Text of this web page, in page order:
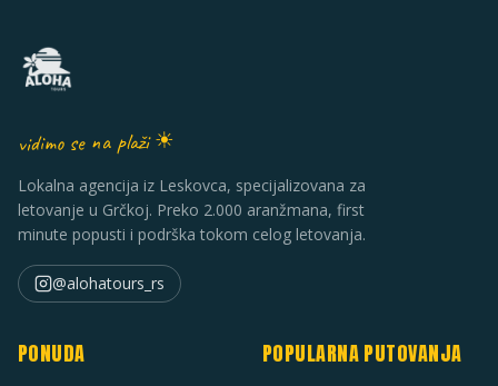
vidimo se na plaži ☀
Lokalna agencija iz Leskovca, specijalizovana za
letovanje u Grčkoj. Preko 2.000 aranžmana, first
minute popusti i podrška tokom celog letovanja.
@alohatours_rs
PONUDA POPULARNA PUTOVANJA